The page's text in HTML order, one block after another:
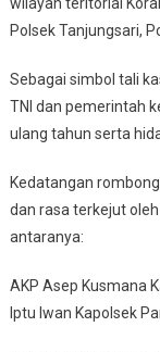
Polsek Tanjungsari,
​Sebagai simbol tali
TNI dan pemerintah
ulang tahun serta
​Kedatangan
dan rasa terkejut
antaranya:
​AKP Asep Kusmana
​Iptu Iwan Kapolsek